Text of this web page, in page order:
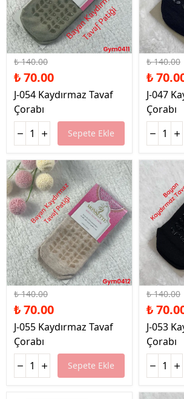
%50 İndirim
₺ 140.00
₺ 70.00
J-054 Kaydırmaz Tavaf
Çorabı
Sepete Ekle
%50
₺ 140.00
₺
J-047
Çorabı
%50 İndirim
₺ 140.00
₺ 70.00
J-055 Kaydırmaz Tavaf
Çorabı
Sepete Ekle
%50
₺ 140.00
₺
J-053
Çorabı